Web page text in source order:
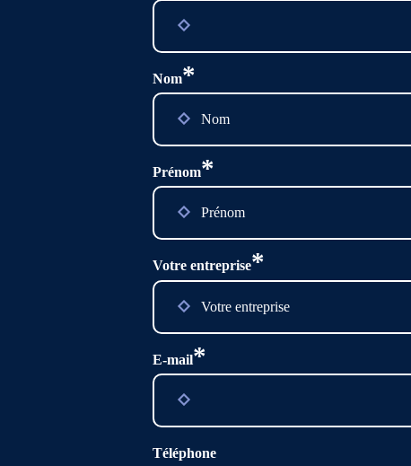
Nom*
Prénom*
Votre entreprise*
E-mail*
Téléphone